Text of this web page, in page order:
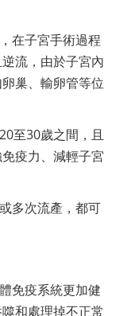
在子宮手術過程
流，由於子宮內
巢、輸卵管等位
至30歲之間，且
疫力、減輕子宮
多次流產，都可
免疫系統更加健
和處理掉不正常